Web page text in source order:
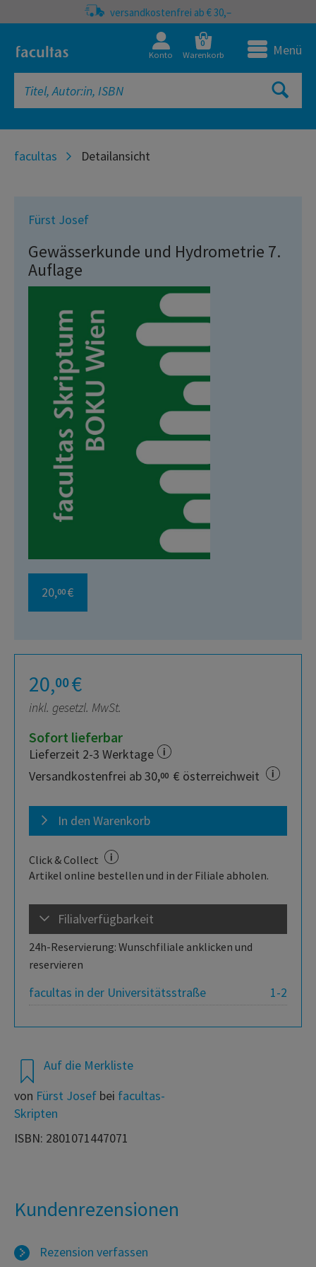
versandkostenfrei ab € 30,–
Konto
0
Warenkorb Menü
facultas Detailansicht
Fürst Josef
Gewässerkunde und Hydrometrie 7.
Auflage
20,00 €
20,00€
inkl. gesetzl. MwSt.
Sofort lieferbar
Lieferzeit 2-3 Werktage
Versandkostenfrei ab 30,00 € österreichweit
In den Warenkorb
Click & Collect
Artikel online bestellen und in der Filiale abholen.
Filialverfügbarkeit
24h-Reservierung: Wunschfiliale anklicken und
reservieren
1-2
facultas in der Universitätsstraße
Auf die Merkliste
von Fürst Josef bei facultas-
Skripten
ISBN: 2801071447071
Kundenrezensionen
Rezension verfassen